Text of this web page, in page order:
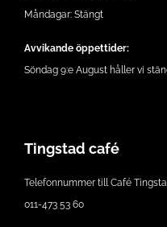
Måndagar: Stängt
Avvikande öppettider:
Söndag 9:e August håller vi
Tingstad café
Telefonnummer till Café
011-473 53 60